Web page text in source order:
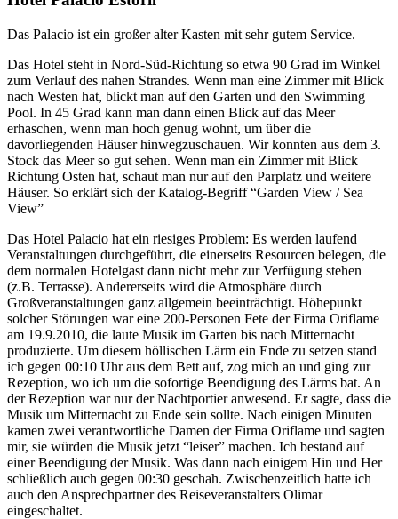
Das Palacio ist ein großer alter Kasten mit sehr gutem Service.
Das Hotel steht in Nord-Süd-Richtung so etwa 90 Grad im Winkel
zum Verlauf des nahen Strandes. Wenn man eine Zimmer mit Blick
nach Westen hat, blickt man auf den Garten und den Swimming
Pool. In 45 Grad kann man dann einen Blick auf das Meer
erhaschen, wenn man hoch genug wohnt, um über die
davorliegenden Häuser hinwegzuschauen. Wir konnten aus dem 3.
Stock das Meer so gut sehen. Wenn man ein Zimmer mit Blick
Richtung Osten hat, schaut man nur auf den Parplatz und weitere
Häuser. So erklärt sich der Katalog-Begriff “Garden View / Sea
View”
Das Hotel Palacio hat ein riesiges Problem: Es werden laufend
Veranstaltungen durchgeführt, die einerseits Resourcen belegen, die
dem normalen Hotelgast dann nicht mehr zur Verfügung stehen
(z.B. Terrasse). Andererseits wird die Atmosphäre durch
Großveranstaltungen ganz allgemein beeinträchtigt. Höhepunkt
solcher Störungen war eine 200-Personen Fete der Firma Oriflame
am 19.9.2010, die laute Musik im Garten bis nach Mitternacht
produzierte. Um diesem höllischen Lärm ein Ende zu setzen stand
ich gegen 00:10 Uhr aus dem Bett auf, zog mich an und ging zur
Rezeption, wo ich um die sofortige Beendigung des Lärms bat. An
der Rezeption war nur der Nachtportier anwesend. Er sagte, dass die
Musik um Mitternacht zu Ende sein sollte. Nach einigen Minuten
kamen zwei verantwortliche Damen der Firma Oriflame und sagten
mir, sie würden die Musik jetzt “leiser” machen. Ich bestand auf
einer Beendigung der Musik. Was dann nach einigem Hin und Her
schließlich auch gegen 00:30 geschah. Zwischenzeitlich hatte ich
auch den Ansprechpartner des Reiseveranstalters Olimar
eingeschaltet.